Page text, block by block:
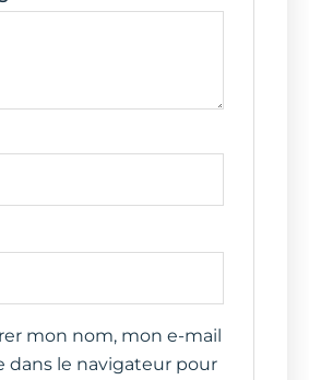
mon nom, mon e-mail
dans le navigateur pour